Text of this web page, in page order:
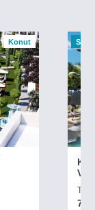
Konut
73